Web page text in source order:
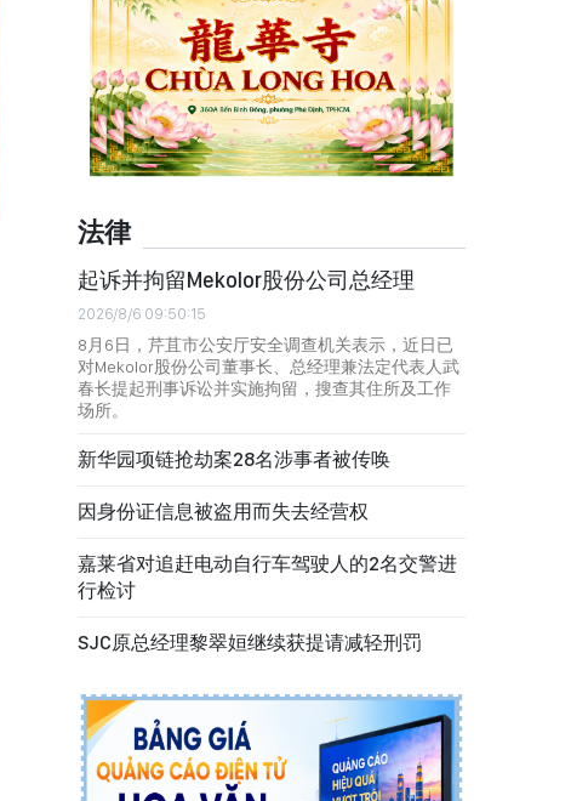
法律
起诉并拘留Mekolor股份公司总经理
2026/8/6 09:50:15
8月6日，芹苴市公安厅安全调查机关表示，近日已
对Mekolor股份公司董事长、总经理兼法定代表人武
春长提起刑事诉讼并实施拘留，搜查其住所及工作
场所。
新华园项链抢劫案28名涉事者被传唤
因身份证信息被盗用而失去经营权
嘉莱省对追赶电动自行车驾驶人的2名交警进
行检讨
SJC原总经理黎翠姮继续获提请减轻刑罚